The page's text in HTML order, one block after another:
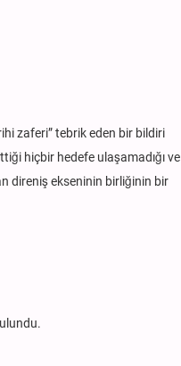
zaferi” tebrik eden bir bildiri
hiçbir hedefe ulaşamadığı ve
direniş ekseninin birliğinin bir